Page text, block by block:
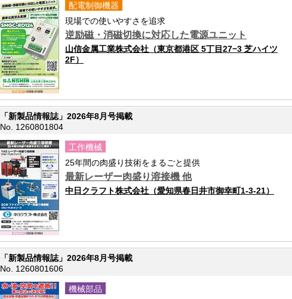
配電制御機器
現場での使いやすさを追求
逆励磁・消磁切換に対応した電源ユニット
山信金属工業株式会社（東京都港区 5丁目27−3 芝ハイツ
2F）
「新製品情報誌」2026年8月号掲載
No. 1260801804
工作機械
25年間の肉盛り技術をまるごと提供
最新レーザー肉盛り溶接機 他
中日クラフト株式会社（愛知県春日井市御幸町1-3-21）
「新製品情報誌」2026年8月号掲載
No. 1260801606
機械部品